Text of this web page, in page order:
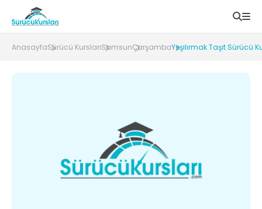
AnasayfaSürücü KurslarıSamsunÇarşambaYeşilırmak Taşıt Sürücü